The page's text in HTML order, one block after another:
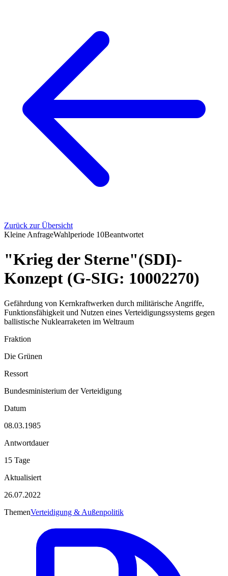
Zurück zur Übersicht
Kleine AnfrageWahlperiode 10Beantwortet
"Krieg der Sterne"(SDI)-
Konzept (G-SIG: 10002270)
Gefährdung von Kernkraftwerken durch militärische Angriffe,
Funktionsfähigkeit und Nutzen eines Verteidigungssystems gegen
ballistische Nuklearraketen im Weltraum
Fraktion
Die Grünen
Ressort
Bundesministerium der Verteidigung
Datum
08.03.1985
Antwortdauer
15 Tage
Aktualisiert
26.07.2022
ThemenVerteidigung & Außenpolitik